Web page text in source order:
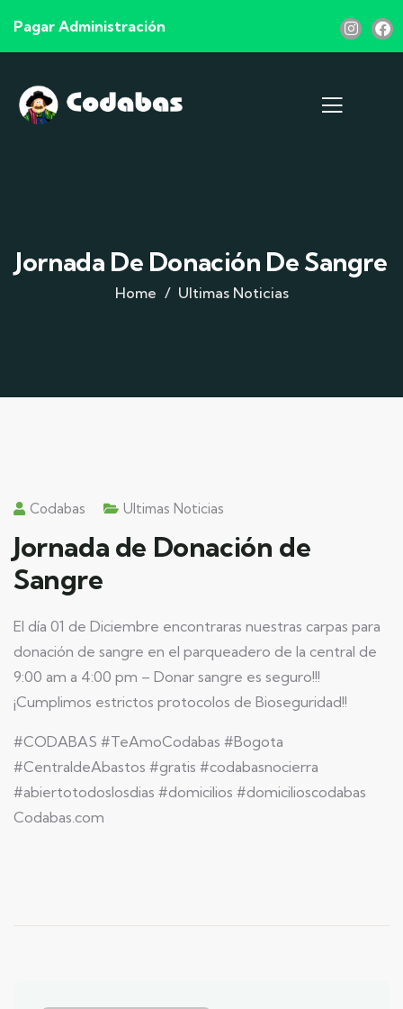
Pagar Administración
Jornada De Donación De Sangre
Home Ultimas Noticias
Codabas Ultimas Noticias
Jornada de Donación de
Sangre
El día 01 de Diciembre encontraras nuestras carpas para
donación de sangre en el parqueadero de la central de
9:00 am a 4:00 pm – Donar sangre es seguro!!!
¡Cumplimos estrictos protocolos de Bioseguridad!!
#CODABAS #TeAmoCodabas #Bogota
#CentraldeAbastos #gratis #codabasnocierra
#abiertotodoslosdias #domicilios #domicilioscodabas
Codabas.com